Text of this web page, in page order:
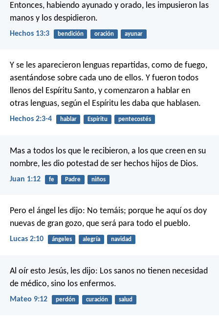
Entonces, habiendo ayunado y orado, les impusieron las
manos y los despidieron.
Hechos 13:3 bendición oración ayunar
Y se les aparecieron lenguas repartidas, como de fuego,
asentándose sobre cada uno de ellos. Y fueron todos
llenos del Espíritu Santo, y comenzaron a hablar en
otras lenguas, según el Espíritu les daba que hablasen.
Hechos 2:3-4 hablar Espíritu pentecostés
Mas a todos los que le recibieron, a los que creen en su
nombre, les dio potestad de ser hechos hijos de Dios.
Juan 1:12 fe Padre niños
Pero el ángel les dijo: No temáis; porque he aquí os doy
nuevas de gran gozo, que será para todo el pueblo.
Lucas 2:10 ángeles alegría navidad
Al oír esto Jesús, les dijo: Los sanos no tienen necesidad
de médico, sino los enfermos.
Mateo 9:12 perdón curación salud